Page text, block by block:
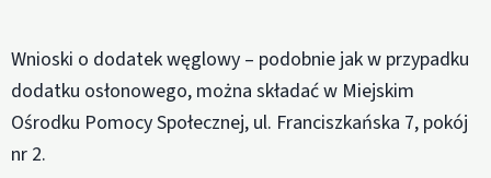
Wnioski o dodatek węglowy – podobnie jak w przypadku
dodatku osłonowego, można składać w Miejskim
Ośrodku Pomocy Społecznej, ul. Franciszkańska 7, pokój
nr 2.